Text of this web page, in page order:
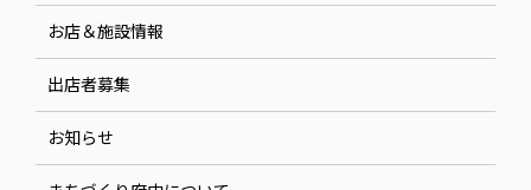
お店＆施設情報
出店者募集
お知らせ